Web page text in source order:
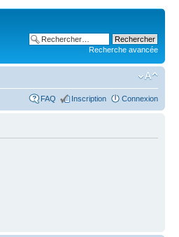
Recherche avancée
FAQ Inscription Connexion